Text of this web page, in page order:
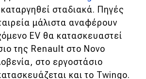
καταργηθεί σταδιακά. Πηγές
μάλιστα αναφέρουν
EV θα κατασκευαστεί
της Renault στο Novo
στο εργοστάσιο
και το Twingo.